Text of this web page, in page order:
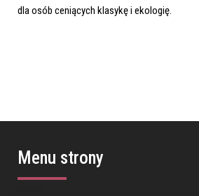
dla osób ceniących klasykę i ekologię.
Menu strony